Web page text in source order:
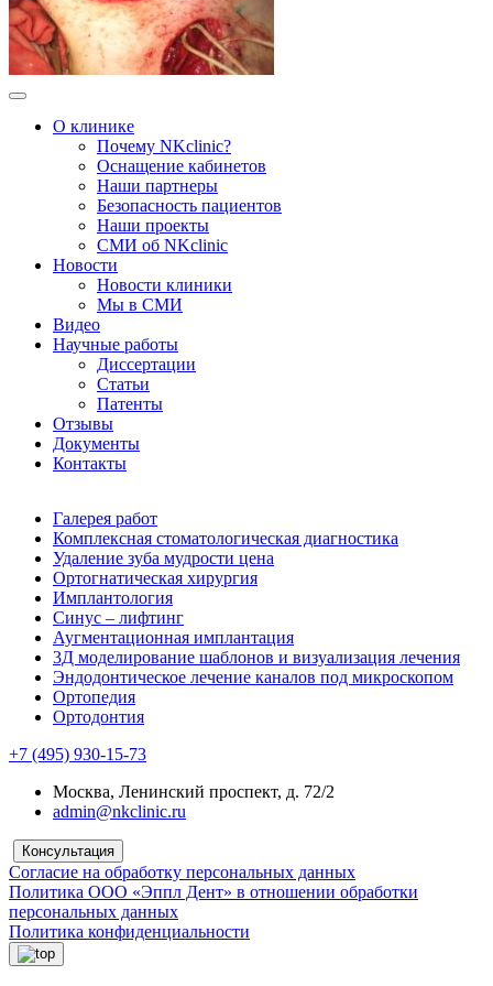
О клинике
Почему NKclinic?
Оснащение кабинетов
Наши партнеры
Безопасность пациентов
Наши проекты
СМИ об NKclinic
Новости
Новости клиники
Мы в СМИ
Видео
Научные работы
Диссертации
Статьи
Патенты
Отзывы
Документы
Контакты
Галерея работ
Комплексная стоматологическая диагностика
Удаление зуба мудрости цена
Ортогнатическая хирургия
Имплантология
Синус – лифтинг
Аугментационная имплантация
3Д моделирование шаблонов и визуализация лечения
Эндодонтическое лечение каналов под микроскопом
Ортопедия
Ортодонтия
+7 (495) 930-15-73
Москва, Ленинский проспект, д. 72/2
admin@nkclinic.ru
Консультация
Согласие на обработку персональных данных
Политика ООО «Эппл Дент» в отношении обработки
персональных данных
Политика конфиденциальности